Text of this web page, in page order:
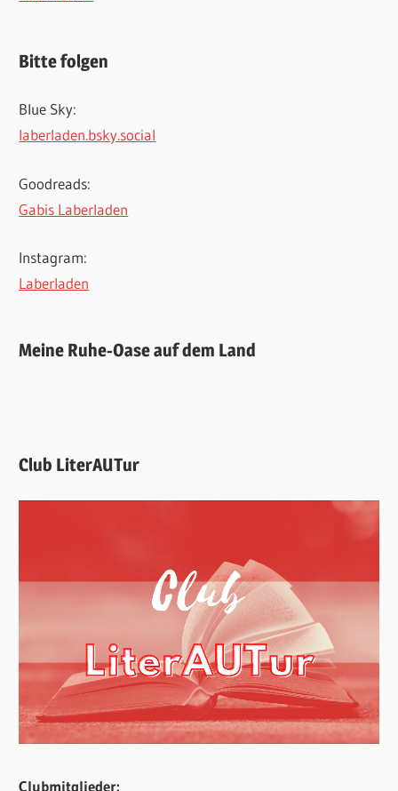
Bitte folgen
Blue Sky:
laberladen.bsky.social
Goodreads:
Gabis Laberladen
Instagram:
Laberladen
Meine Ruhe-Oase auf dem Land
Club LiterAUTur
Clubmitglieder: